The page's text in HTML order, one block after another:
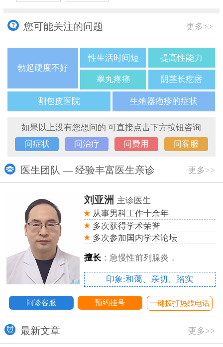
您可能关注的问题 更多>>
勃起硬度不好
性生活时间短 提高性能力
睾丸疼痛 阴茎长疙瘩
割包皮医院 生殖器疱疹的症状
如果以上没有您想问的 可直接点击下方按钮咨询
问症状
问治疗 问费用 问客服
医生团队 — 经验丰富医生亲诊 更多>>
刘亚洲 主诊医生
从事男科工作十余年
多次获得学术荣誉
多次参加国内学术论坛
擅长：急慢性前列腺炎，
印象:和蔼、亲切、踏实
问诊客服 预约挂号 一键拨打热线电话
最新文章 更多>>